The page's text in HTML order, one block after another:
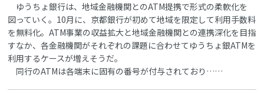
ゆうちょ銀行は、地域金融機関とのATM提携で形式の柔軟化を
図っていく。10月に、京都銀行が初めて地域を限定して利用手数料
を無料化。ATM事業の収益拡大と地域金融機関との連携深化を目指
すなか、各金融機関がそれぞれの課題に合わせてゆうちょ銀ATMを
利用するケースが増えそうだ。
同行のATMは各端末に固有の番号が付与されており……